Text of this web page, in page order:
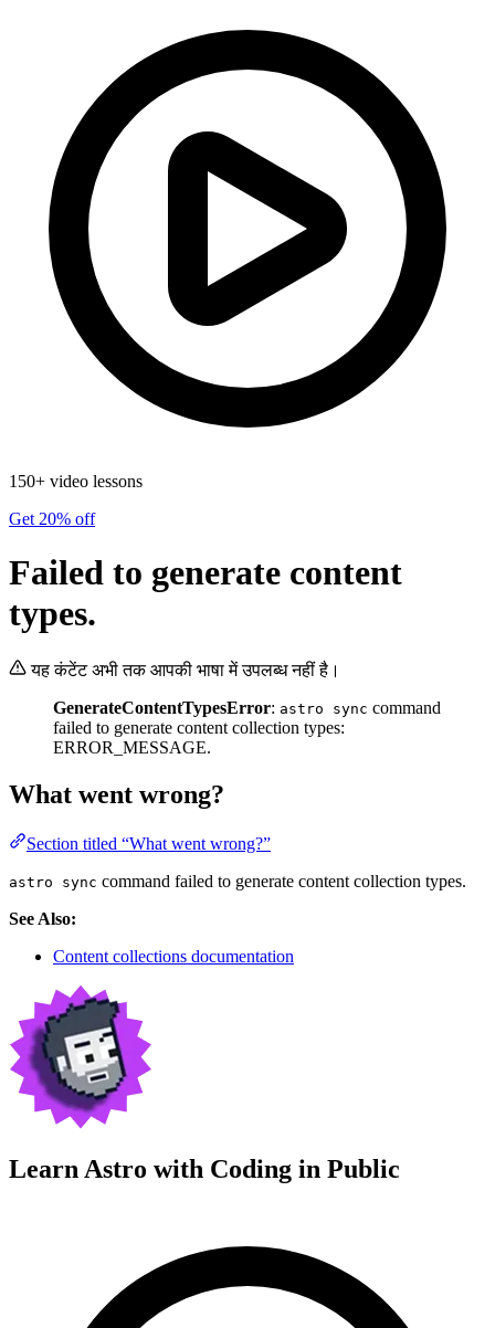
150+ video lessons
Get 20% off
Failed to generate content
types.
यह कंटेंट अभी तक आपकी भाषा में उपलब्ध नहीं है।
GenerateContentTypesError: astro sync command
failed to generate content collection types:
ERROR_MESSAGE.
What went wrong?
Section titled “What went wrong?”
astro sync command failed to generate content collection types.
See Also:
Content collections documentation
Learn Astro with Coding in Public